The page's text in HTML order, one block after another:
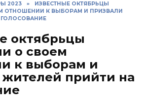
2023 »
ИЗВЕСТНЫЕ ОКТЯБРЬЦЫ
ОТНОШЕНИИ К ВЫБОРАМ И ПРИЗВАЛИ
октябрьцы
о своем
к выборам и
прийти на